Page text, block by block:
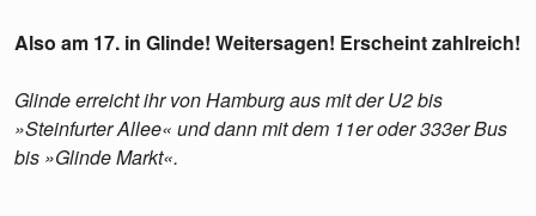
Also am 17. in Glinde! Weitersagen! Erscheint zahlreich!
Glinde erreicht ihr von Hamburg aus mit der U2 bis
»Steinfurter Allee« und dann mit dem 11er oder 333er Bus
bis »Glinde Markt«.